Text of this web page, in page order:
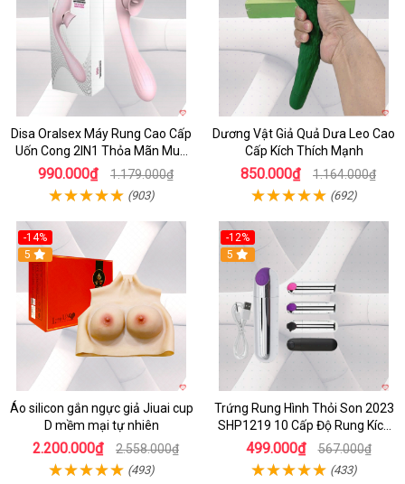
Disa Oralsex Máy Rung Cao Cấp
Uốn Cong 2IN1 Thỏa Mãn Mua
Ngay
990.000₫ 1.179.000₫
(903)
Dương Vật Giả Quả Dưa Leo Cao
Cấp Kích Thích Mạnh
850.000₫ 1.164.000₫
(692)
-14%
5
Áo silicon gắn ngực giả Jiuai cup
D mềm mại tự nhiên
2.200.000₫ 2.558.000₫
(493)
-12%
5
Trứng Rung Hình Thỏi Son 2023
SHP1219 10 Cấp Độ Rung Kích
Thích
499.000₫ 567.000₫
(433)